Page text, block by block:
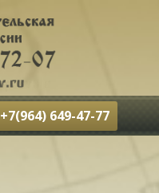
+7(964) 649-47-77